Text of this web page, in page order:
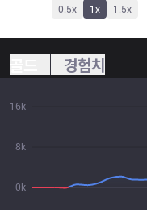
0.5x 1x 1.5x
경험치
0k
8k
16k